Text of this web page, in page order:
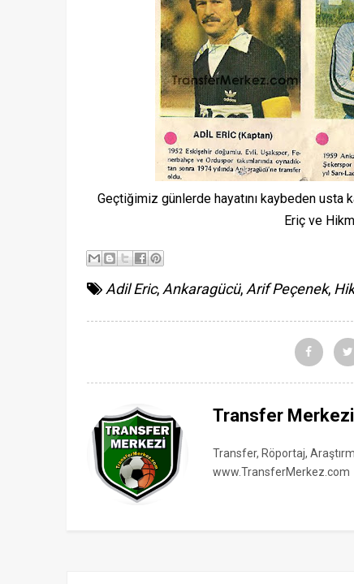
Geçtiğimiz günlerde hayatını kaybeden
Eriç ve
Adil Eric, Ankaragücü, Arif Peçenek,
Transfer Merkezi
Transfer, Röportaj,
www.TransferMerkez.com